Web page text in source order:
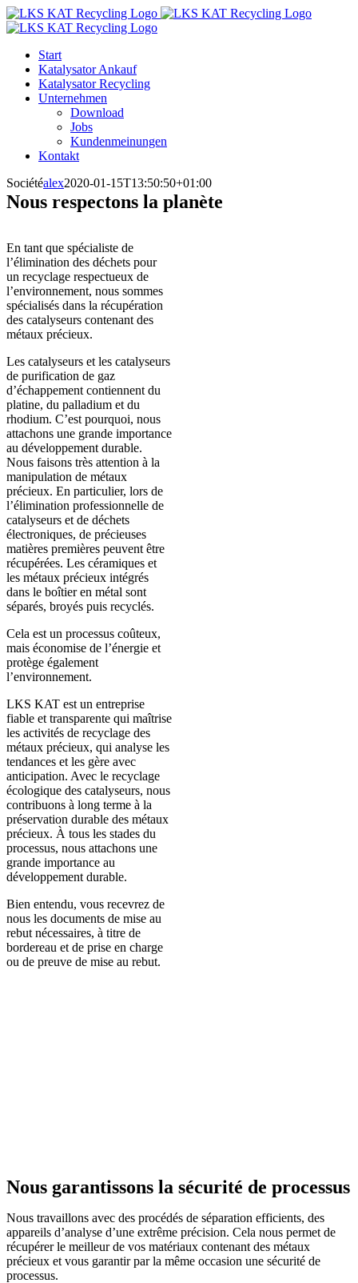
Zum
Inhalt
Start
Katalysator Ankauf
Katalysator Recycling
Unternehmen
Download
Jobs
Kundenmeinungen
Kontakt
Sociétéalex2020-01-15T13:50:50+01:00
Nous respectons la planète
En tant que spécialiste de
l’élimination des déchets pour
un recyclage respectueux de
l’environnement, nous sommes
spécialisés dans la récupération
des catalyseurs contenant des
métaux précieux.
Les catalyseurs et les catalyseurs
de purification de gaz
d’échappement contiennent du
platine, du palladium et du
rhodium. C’est pourquoi, nous
attachons une grande importance
au développement durable.
Nous faisons très attention à la
manipulation de métaux
précieux. En particulier, lors de
l’élimination professionnelle de
catalyseurs et de déchets
électroniques, de précieuses
matières premières peuvent être
récupérées. Les céramiques et
les métaux précieux intégrés
dans le boîtier en métal sont
séparés, broyés puis recyclés.
Cela est un processus coûteux,
mais économise de l’énergie et
protège également
l’environnement.
LKS KAT est un entreprise
fiable et transparente qui maîtrise
les activités de recyclage des
métaux précieux, qui analyse les
tendances et les gère avec
anticipation. Avec le recyclage
écologique des catalyseurs, nous
contribuons à long terme à la
préservation durable des métaux
précieux. À tous les stades du
processus, nous attachons une
grande importance au
développement durable.
Bien entendu, vous recevrez de
nous les documents de mise au
rebut nécessaires, à titre de
bordereau et de prise en charge
ou de preuve de mise au rebut.
Nous garantissons la sécurité de processus
Nous travaillons avec des procédés de séparation efficients, des
appareils d’analyse d’une extrême précision. Cela nous permet de
récupérer le meilleur de vos matériaux contenant des métaux
précieux et vous garantir par la même occasion une sécurité de
processus.